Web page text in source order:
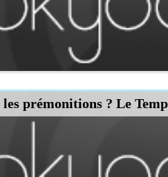
prémonitions ? Le